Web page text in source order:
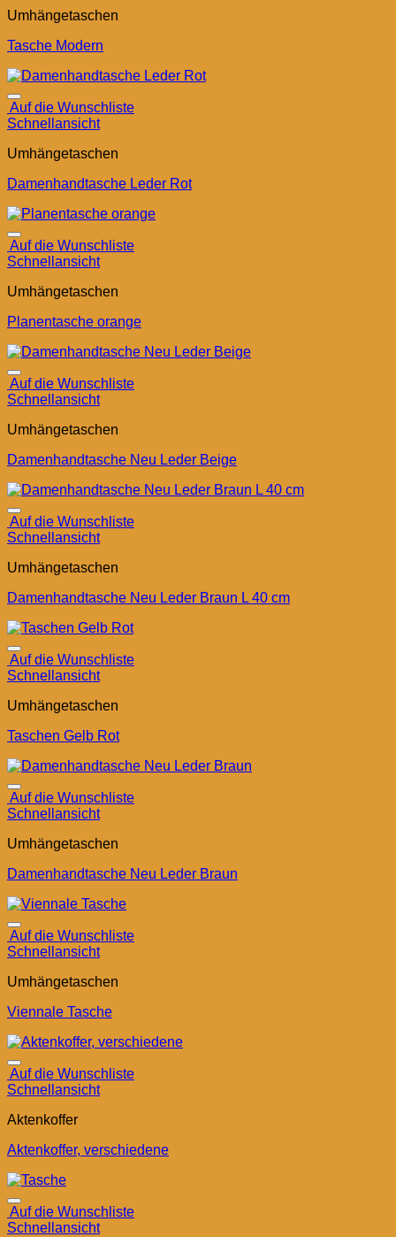
Umhängetaschen
Tasche Modern
Auf die Wunschliste
Schnellansicht
Umhängetaschen
Damenhandtasche Leder Rot
Auf die Wunschliste
Schnellansicht
Umhängetaschen
Planentasche orange
Auf die Wunschliste
Schnellansicht
Umhängetaschen
Damenhandtasche Neu Leder Beige
Auf die Wunschliste
Schnellansicht
Umhängetaschen
Damenhandtasche Neu Leder Braun L 40 cm
Auf die Wunschliste
Schnellansicht
Umhängetaschen
Taschen Gelb Rot
Auf die Wunschliste
Schnellansicht
Umhängetaschen
Damenhandtasche Neu Leder Braun
Auf die Wunschliste
Schnellansicht
Umhängetaschen
Viennale Tasche
Auf die Wunschliste
Schnellansicht
Aktenkoffer
Aktenkoffer, verschiedene
Auf die Wunschliste
Schnellansicht